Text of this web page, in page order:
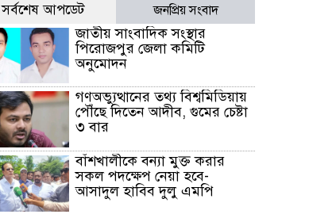
সর্বশেষ আপডেট জনপ্রিয় সংবাদ
জাতীয় সাংবাদিক সংস্থার
পিরোজপুর জেলা কমিটি
অনুমোদন
গণঅভ্যুত্থানের তথ্য বিশ্বমিডিয়ায়
পৌঁছে দিতেন আদীব, গুমের চেষ্টা
৩ বার
বাঁশখালীকে বন্যা মুক্ত করার
সকল পদক্ষেপ নেয়া হবে-
আসাদুল হাবিব দুলু এমপি